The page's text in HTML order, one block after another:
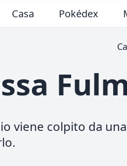
Casa Pokédex
viene colpito da